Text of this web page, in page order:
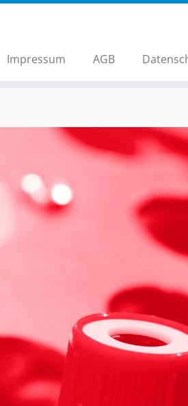
Impressum AGB